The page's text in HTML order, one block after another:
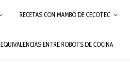
RECETAS CON MAMBO DE CECOTEC
EQUIVALENCIAS ENTRE ROBOTS DE COCINA